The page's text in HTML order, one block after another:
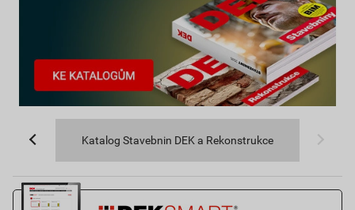
Katalog Stavebnin DEK a Rekonstrukce